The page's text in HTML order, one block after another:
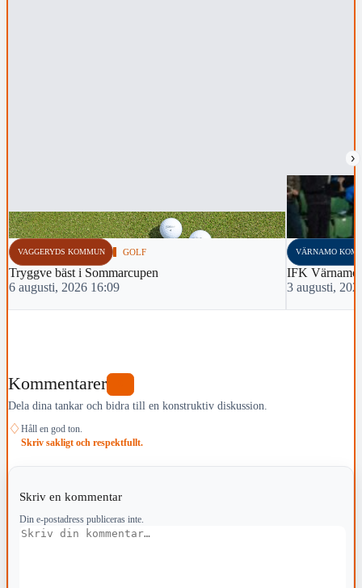
›
VAGGERYDS KOMMUN GOLF
Tryggve bäst i Sommarcupen
6 augusti, 2026 16:09
VÄRNAMO
IFK Värnamo
3 augusti,
Kommentarer
Dela dina tankar och bidra till en konstruktiv diskussion.
♢ Håll en god ton.
Skriv sakligt och respektfullt.
Skriv en kommentar
Din e-postadress publiceras inte.
Kommentar